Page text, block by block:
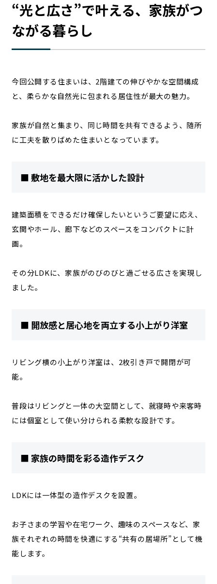
“光と広さ”で叶える、家族がつ
ながる暮らし
今回公開する住まいは、2階建ての伸びやかな空間構成
と、柔らかな自然光に包まれる居住性が最大の魅力。
家族が自然と集まり、同じ時間を共有できるよう、随所
に工夫を散りばめた住まいとなっています。
■ 敷地を最大限に活かした設計
建築面積をできるだけ確保したいというご要望に応え、
玄関やホール、廊下などのスペースをコンパクトに計
画。
その分LDKに、家族がのびのびと過ごせる広さを実現し
ました。
■ 開放感と居心地を両立する小上がり洋室
リビング横の小上がり洋室は、2枚引き戸で開閉が可
能。
普段はリビングと一体の大空間として、就寝時や来客時
には個室として使い分けられる柔軟な設計です。
■ 家族の時間を彩る造作デスク
LDKには一体型の造作デスクを設置。
お子さまの学習や在宅ワーク、趣味のスペースなど、家
族それぞれの時間を快適にする“共有の居場所”として機
能します。